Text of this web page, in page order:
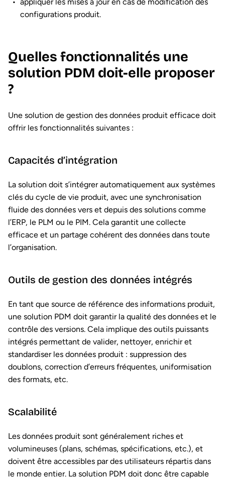
configurations produit.
Quelles fonctionnalités une
solution PDM doit-elle proposer
?
Une solution de gestion des données produit efficace doit
offrir les fonctionnalités suivantes :
Capacités d’intégration
La solution doit s’intégrer automatiquement aux systèmes
clés du cycle de vie produit, avec une synchronisation
fluide des données vers et depuis des solutions comme
l’ERP, le PLM ou le PIM. Cela garantit une collecte
efficace et un partage cohérent des données dans toute
l’organisation.
Outils de gestion des données intégrés
En tant que source de référence des informations produit,
une solution PDM doit garantir la qualité des données et le
contrôle des versions. Cela implique des outils puissants
intégrés permettant de valider, nettoyer, enrichir et
standardiser les données produit : suppression des
doublons, correction d’erreurs fréquentes, uniformisation
des formats, etc.
Scalabilité
Les données produit sont généralement riches et
volumineuses (plans, schémas, spécifications, etc.), et
doivent être accessibles par des utilisateurs répartis dans
le monde entier. La solution PDM doit donc être capable